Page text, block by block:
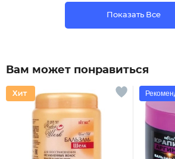
Показать Все
Вам может понравиться